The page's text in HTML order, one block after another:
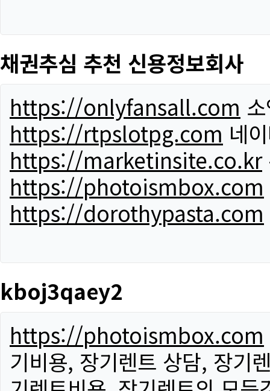
채권추심 추천 신용정보회사
https://onlyfansall.com
https://rtpslotpg.com 네
https://marketinsite.co.kr
https://photoismbox.com
https://dorothypasta.com
kboj3qaey2
https://photoismbox.com
기비용, 장기렌트 상담, 장기